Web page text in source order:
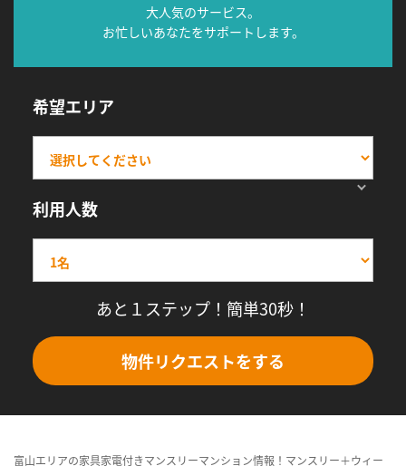
大人気のサービス。
お忙しいあなたをサポートします。
希望エリア
利用人数
あと１ステップ！簡単30秒！
物件リクエストをする
富山エリアの家具家電付きマンスリーマンション情報！マンスリー＋ウィー